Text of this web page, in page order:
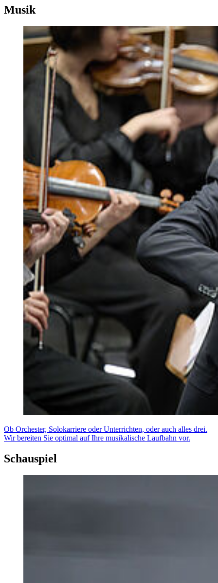
Musik
Ob Orchester, Solokarriere oder Unterrichten, oder auch alles drei.
Wir bereiten Sie optimal auf Ihre musikalische Laufbahn vor.
Schauspiel